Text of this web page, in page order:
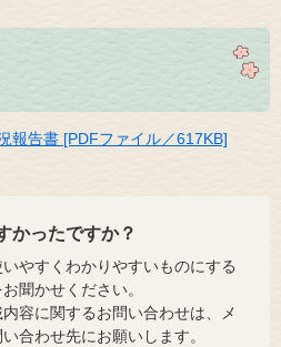
告書 [PDFファイル／617KB]
かったですか？
やすくわかりやすいものにする
聞かせください。
容に関するお問い合わせは、メ
合わせ先にお願いします。